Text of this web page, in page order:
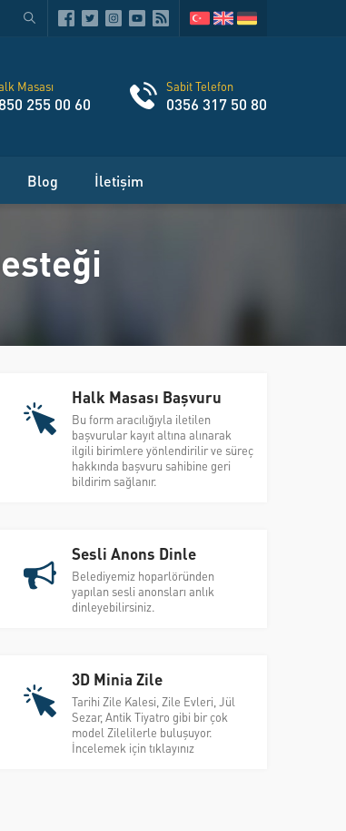
Masası
255 00 60
Sabit Telefon
0356 317 50 80
Blog İletişim
Halk Masası Başvuru
Bu form aracılığıyla iletilen
başvurular kayıt altına alınarak
ilgili birimlere yönlendirilir ve süreç
hakkında başvuru sahibine geri
bildirim sağlanır.
Sesli Anons Dinle
Belediyemiz hoparlöründen
yapılan sesli anonsları anlık
dinleyebilirsiniz.
3D Minia Zile
Tarihi Zile Kalesi, Zile Evleri, Jül
Sezar, Antik Tiyatro gibi bir çok
model Zilelilerle buluşuyor.
İncelemek için tıklayınız